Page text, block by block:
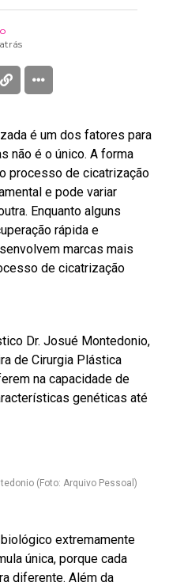
é um dos fatores para
não é o único. A forma
processo de cicatrização
e pode variar
Enquanto alguns
rápida e
marcas mais
de cicatrização
Dr. Josué Montedonio,
de Cirurgia Plástica
na capacidade de
genéticas até
(Foto: Arquivo Pessoal)
extremamente
única, porque cada
diferente. Além da